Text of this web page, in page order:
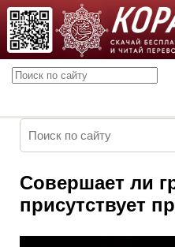
Совершает ли
присутствует